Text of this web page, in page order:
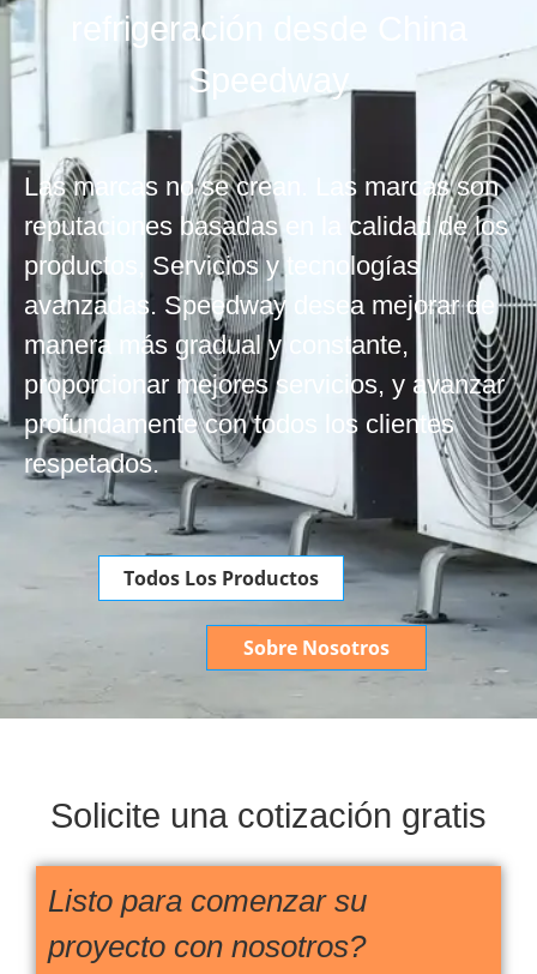
refrigeración desde China
Speedway
Las marcas no se crean. Las marcas son
reputaciones basadas en la calidad de los
productos, Servicios y tecnologías
avanzadas. Speedway desea mejorar de
manera más gradual y constante,
proporcionar mejores servicios, y avanzar
profundamente con todos los clientes
respetados.
Todos Los Productos
Sobre Nosotros
Solicite una cotización gratis
Listo para comenzar su
proyecto con nosotros?